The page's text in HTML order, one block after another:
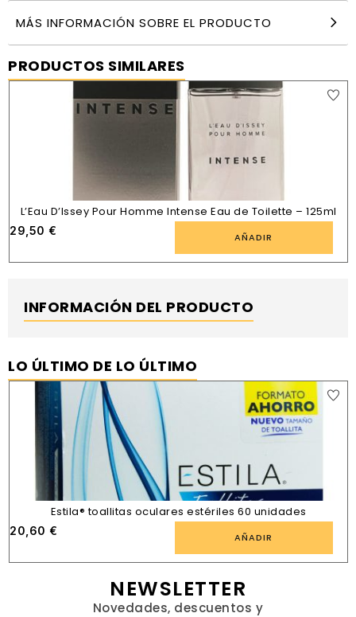
MÁS INFORMACIÓN SOBRE EL PRODUCTO
PRODUCTOS SIMILARES
L’Eau D’Issey Pour Homme Intense Eau de Toilette – 125ml
29,50 € AÑADIR
INFORMACIÓN DEL PRODUCTO
LO ÚLTIMO DE LO ÚLTIMO
Estila® toallitas oculares estériles 60 unidades
20,60 € AÑADIR
NEWSLETTER
Novedades, descuentos y